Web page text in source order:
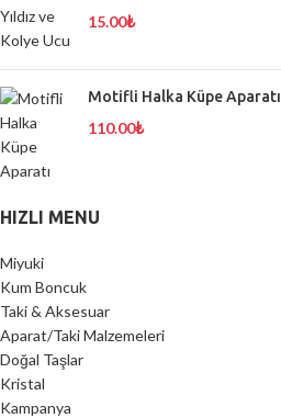
15.00₺
Motifli Halka Küpe Aparatı
110.00₺
HIZLI MENU
Miyuki
Kum Boncuk
Taki & Aksesuar
Aparat/Taki Malzemeleri
Doğal Taşlar
Kristal
Kampanya